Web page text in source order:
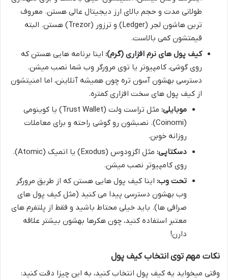
طولانی مدت و حجم بالای ارز دیجیتال عالی هستن. معروف
ترین هاشون لجر (Ledger) و ترزور (Trezor) هستن. البته
قیمتشون کمی بالاست.
کیف پول های نرم افزاری (گرم): اینا برنامه هایی هستن که
روی گوشی، کامپیوتر یا توی مرورگر وب شما نصب میشن.
دسترسی بهشون آسون تره چون همیشه آنلاینن، اما امنیتشون
از کیف پول های سخت افزاری کمتره.
موبایلی:
مثل تراست ولت (Trust Wallet) یا کوینومی
(Coinomi). نصبشون رو گوشی راحته و برای معاملات
روزانه خوبن.
دسکتاپی:
مثل اگزودوس (Exodus) یا اتمیک (Atomic).
روی کامپیوتر نصب میشن.
تحت وب: اینا کیف پول هایی هستن که از طریق مرورگر
وب بهشون دسترسی پیدا می کنید (مثل کیف پول های
صرافی ها). باید خیلی محتاط باشید و فقط از پلتفرم های
معتبر استفاده کنید، چون هکرها بهشون بیشتر علاقه
دارن!
نکات مهم توی انتخاب کیف پول
وقتی میخواید یه کیف پول انتخاب کنید، به این چیزا دقت کنید: